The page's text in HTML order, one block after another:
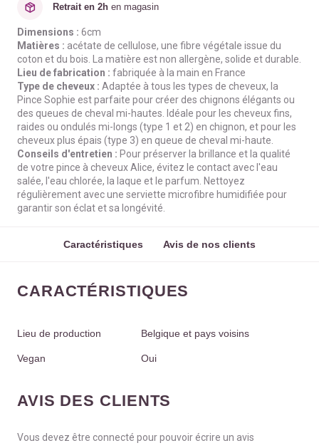
Retrait en 2h en magasin
Dimensions : 6cm
Matières : acétate de cellulose, une fibre végétale issue du
coton et du bois. La matière est non allergène, solide et durable.
Lieu de fabrication : fabriquée à la main en France
Type de cheveux : Adaptée à tous les types de cheveux, la
Pince Sophie est parfaite pour créer des chignons élégants ou
des queues de cheval mi-hautes. Idéale pour les cheveux fins,
raides ou ondulés mi-longs (type 1 et 2) en chignon, et pour les
cheveux plus épais (type 3) en queue de cheval mi-haute.
Conseils d'entretien : Pour préserver la brillance et la qualité
de votre pince à cheveux Alice, évitez le contact avec l'eau
salée, l'eau chlorée, la laque et le parfum. Nettoyez
régulièrement avec une serviette microfibre humidifiée pour
garantir son éclat et sa longévité.
Caractéristiques Avis de nos clients
CARACTÉRISTIQUES
Lieu de production Belgique et pays voisins
Vegan Oui
AVIS DES CLIENTS
Vous devez être connecté pour pouvoir écrire un avis